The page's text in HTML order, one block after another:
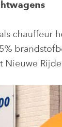
chauffeur